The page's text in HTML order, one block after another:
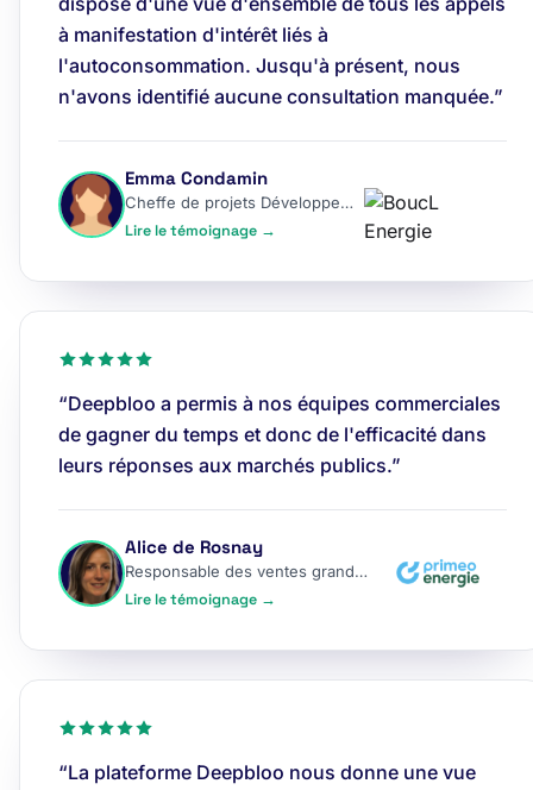
à manifestation d'intérêt liés à
l'autoconsommation. Jusqu'à présent, nous
n'avons identifié aucune consultation manquée.”
Emma Condamin
Cheffe de projets Développement
Lire le témoignage →
“Deepbloo a permis à nos équipes commerciales
de gagner du temps et donc de l'efficacité dans
leurs réponses aux marchés publics.”
Alice de Rosnay
Responsable des ventes grands comptes
Lire le témoignage →
“La plateforme Deepbloo nous donne une vue